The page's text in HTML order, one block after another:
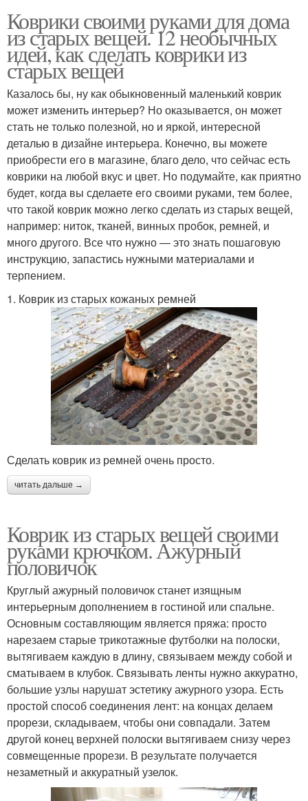
Коврики своими руками для дома
из старых вещей. 12 необычных
идей, как сделать коврики из
старых вещей
Казалось бы, ну как обыкновенный маленький коврик
может изменить интерьер? Но оказывается, он может
стать не только полезной, но и яркой, интересной
деталью в дизайне интерьера. Конечно, вы можете
приобрести его в магазине, благо дело, что сейчас есть
коврики на любой вкус и цвет. Но подумайте, как приятно
будет, когда вы сделаете его своими руками, тем более,
что такой коврик можно легко сделать из старых вещей,
например: ниток, тканей, винных пробок, ремней, и
много другого. Все что нужно — это знать пошаговую
инструкцию, запастись нужными материалами и
терпением.
1. Коврик из старых кожаных ремней
Сделать коврик из ремней очень просто.
читать дальше →
Коврик из старых вещей своими
руками крючком. Ажурный
половичок
Круглый ажурный половичок станет изящным
интерьерным дополнением в гостиной или спальне.
Основным составляющим является пряжа: просто
нарезаем старые трикотажные футболки на полоски,
вытягиваем каждую в длину, связываем между собой и
сматываем в клубок. Связывать ленты нужно аккуратно,
большие узлы нарушат эстетику ажурного узора. Есть
простой способ соединения лент: на концах делаем
прорези, складываем, чтобы они совпадали. Затем
другой конец верхней полоски вытягиваем снизу через
совмещенные прорези. В результате получается
незаметный и аккуратный узелок.